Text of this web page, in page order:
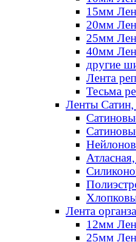
15мм
20мм
25мм
40мм
другие
Лента
Тесьма
Ленты
Лента органза
12мм
25мм